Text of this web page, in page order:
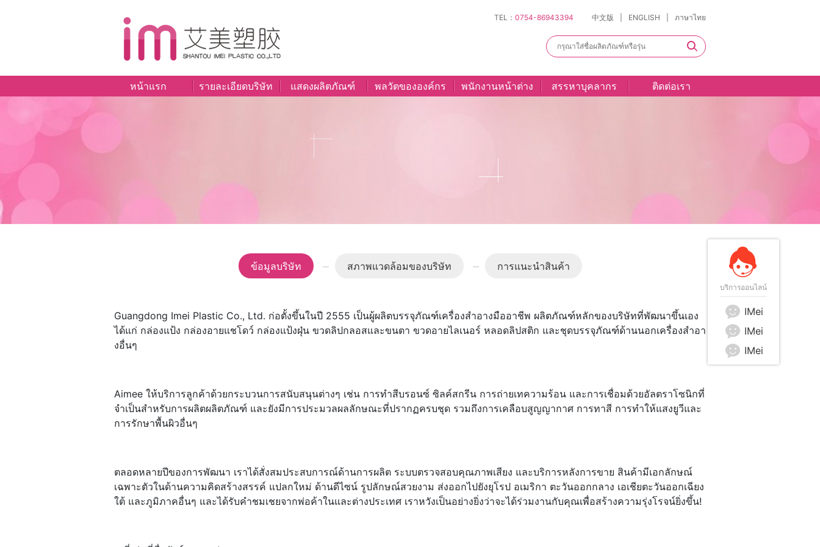
TEL： 0754-86943394 中文版 ENGLISH ภาษาไทย
หน้าแรก รายละเอียดบริษัท แสดงผลิตภัณฑ์ พลวัตขององค์กร พนักงานหน้าต่าง สรรหาบุคลากร ติดต่อเรา
ข้อมูลบริษัท สภาพแวดล้อมของบริษัท การแนะนำสินค้า
Guangdong Imei Plastic Co., Ltd. ก่อตั้งขึ้นในปี 2555 เป็นผู้ผลิตบรรจุภัณฑ์เครื่องสำอางมืออาชีพ ผลิตภัณฑ์หลักของบริษัทที่พัฒนาขึ้นเอง
ได้แก่ กล่องแป้ง กล่องอายแชโดว์ กล่องแป้งฝุ่น ขวดลิปกลอสและขนตา ขวดอายไลเนอร์ หลอดลิปสติก และชุดบรรจุภัณฑ์ด้านนอกเครื่องสำอา
งอื่นๆ
Aimee ให้บริการลูกค้าด้วยกระบวนการสนับสนุนต่างๆ เช่น การทำสีบรอนซ์ ซิลค์สกรีน การถ่ายเทความร้อน และการเชื่อมด้วยอัลตราโซนิกที่
จำเป็นสำหรับการผลิตผลิตภัณฑ์ และยังมีการประมวลผลลักษณะที่ปรากฏครบชุด รวมถึงการเคลือบสูญญากาศ การทาสี การทำให้แสงยูวีและ
การรักษาพื้นผิวอื่นๆ
ตลอดหลายปีของการพัฒนา เราได้สั่งสมประสบการณ์ด้านการผลิต ระบบตรวจสอบคุณภาพเสียง และบริการหลังการขาย สินค้ามีเอกลักษณ์
เฉพาะตัวในด้านความคิดสร้างสรรค์ แปลกใหม่ ด้านดีไซน์ รูปลักษณ์สวยงาม ส่งออกไปยังยุโรป อเมริกา ตะวันออกกลาง เอเชียตะวันออกเฉียง
ใต้ และภูมิภาคอื่นๆ และได้รับคำชมเชยจากพ่อค้าในและต่างประเทศ เราหวังเป็นอย่างยิ่งว่าจะได้ร่วมงานกับคุณเพื่อสร้างความรุ่งโรจน์ยิ่งขึ้น!
บริการออนไลน์
IMei
IMei
IMei